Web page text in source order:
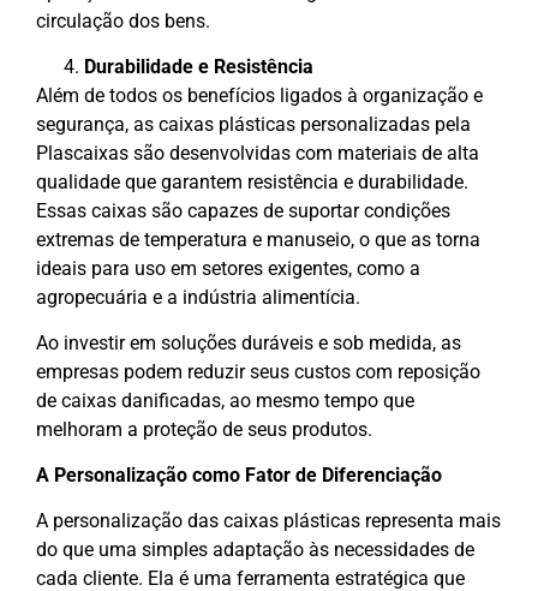
circulação dos bens.
Durabilidade e Resistência
Além de todos os benefícios ligados à organização e
segurança, as caixas plásticas personalizadas pela
Plascaixas são desenvolvidas com materiais de alta
qualidade que garantem resistência e durabilidade.
Essas caixas são capazes de suportar condições
extremas de temperatura e manuseio, o que as torna
ideais para uso em setores exigentes, como a
agropecuária e a indústria alimentícia.
Ao investir em soluções duráveis e sob medida, as
empresas podem reduzir seus custos com reposição
de caixas danificadas, ao mesmo tempo que
melhoram a proteção de seus produtos.
A Personalização como Fator de Diferenciação
A personalização das caixas plásticas representa mais
do que uma simples adaptação às necessidades de
cada cliente. Ela é uma ferramenta estratégica que